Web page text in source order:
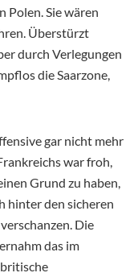
Polen. Sie wären
Überstürzt
durch Verlegungen
die Saarzone,
gar nicht mehr
war froh,
Grund zu haben,
hinter den sicheren
Die
das im